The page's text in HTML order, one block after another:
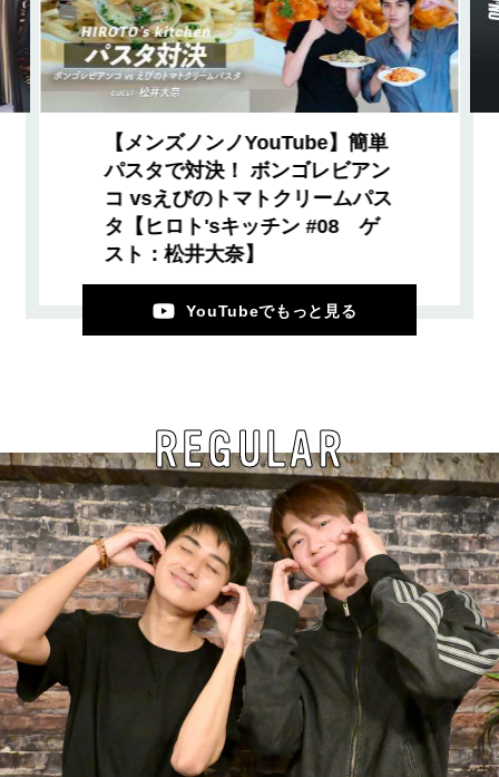
【メンズノンノYouTube】簡単
パスタで対決！ ボンゴレビアン
コ vsえびのトマトクリームパス
タ【ヒロト'sキッチン #08 ゲ
スト：松井大奈】
YouTubeでもっと見る
REGULAR